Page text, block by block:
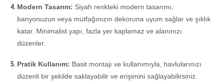
Modern Tasarım: Siyah renkteki modern tasarımı,
banyonuzun veya mutfağınızın dekoruna uyum sağlar ve şıklık
katar. Minimalist yapı, fazla yer kaplamaz ve alanınızı
düzenler.
Pratik Kullanım: Basit montajı ve kullanımıyla, havlularınızı
düzenli bir şekilde saklayabilir ve erişimini sağlayabilirsiniz.